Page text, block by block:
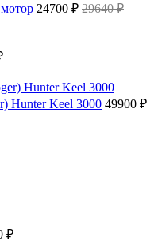
24700 ₽ 29640 ₽
Hunter Keel 3000 49900 ₽
₽